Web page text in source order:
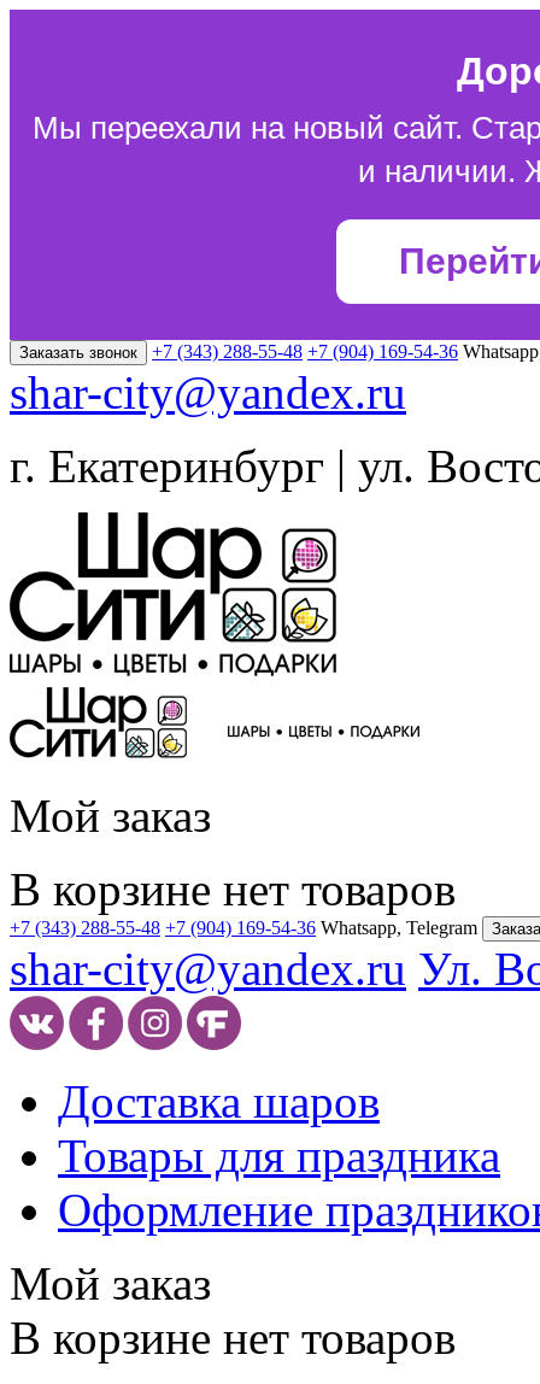
Мы переехали на новый сайт.
и наличии.
Заказать звонок +7 (343) 288-55-48 +7 (904) 169-54-36
shar-city@yandex.ru
г. Екатеринбург | ул.
Мой заказ
В корзине нет товаров
+7 (343) 288-55-48 +7 (904) 169-54-36 Whatsapp, Telegram
shar-city@yandex.ru Ул.
Доставка шаров
Товары для праздника
Оформление
Мой заказ
В корзине нет товаров